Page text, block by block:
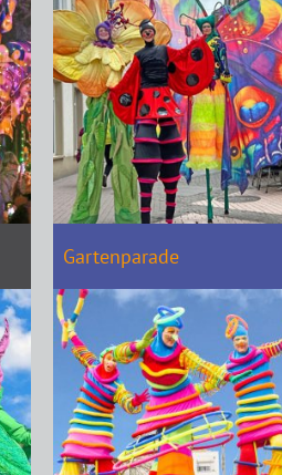
Gartenparade